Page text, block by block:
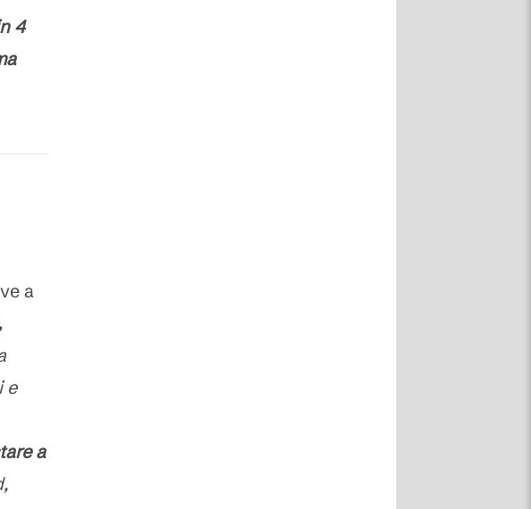
4
a
e
a